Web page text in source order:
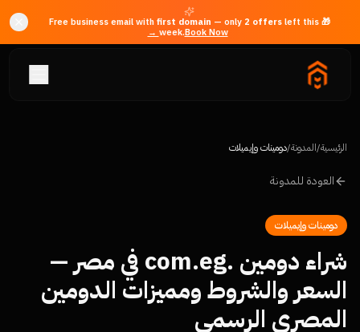
🎁 Free business email with
first domain — only 2 offersleft this
week.Book Now →
الرئيسية/المدونة/دومينات وإيميلات
العودة للمدونة
دومينات وإيميلات
شراء دومين .com.eg في مصر —
السعر والشروط ومميزات الدومين
المصري الرسمي